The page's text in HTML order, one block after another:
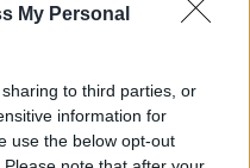
My Personal
to third parties, or
information for
use the below opt-out